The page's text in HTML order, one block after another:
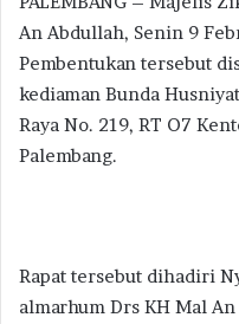
An Abdullah, Senin 9
Pembentukan tersebut
kediaman Bunda
Raya No. 219, RT O7
Palembang.
Rapat tersebut dihadiri
almarhum Drs KH Mal